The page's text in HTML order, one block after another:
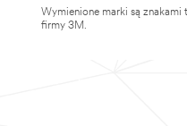
Wymienione marki są
firmy 3M.